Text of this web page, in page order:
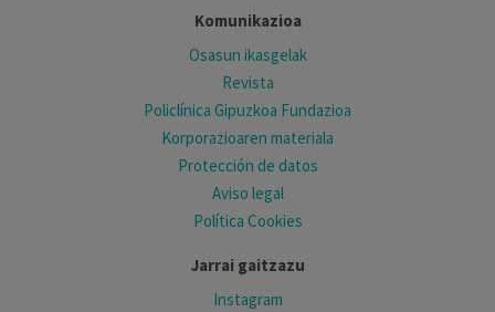
Komunikazioa
Osasun ikasgelak
Revista
Policlínica Gipuzkoa Fundazioa
Korporazioaren materiala
Protección de datos
Aviso legal
Política Cookies
Jarrai gaitzazu
Instagram